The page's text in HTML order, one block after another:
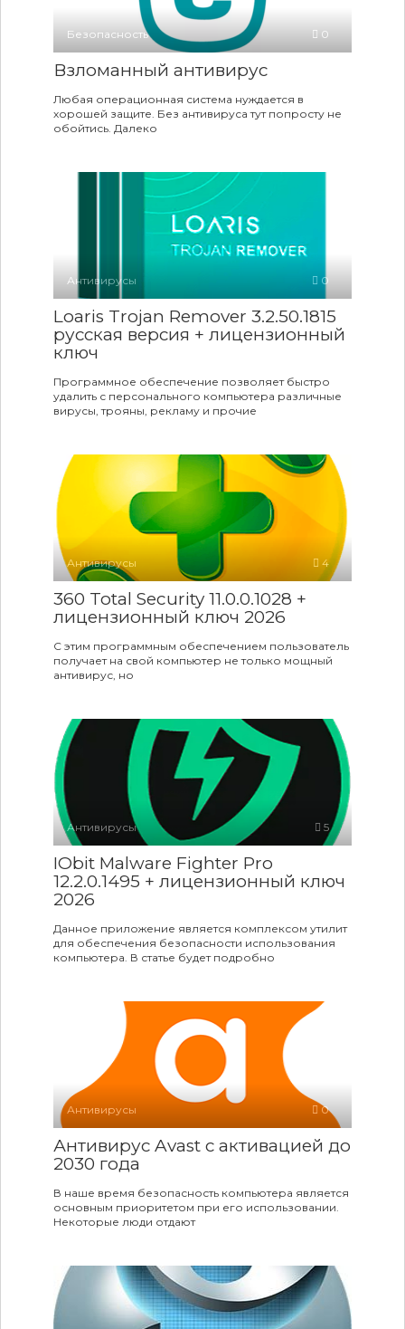
Безопасность 0
Взломанный антивирус
Любая операционная система нуждается в
хорошей защите. Без антивируса тут попросту не
обойтись. Далеко
Антивирусы 0
Loaris Trojan Remover 3.2.50.1815
русская версия + лицензионный
ключ
Программное обеспечение позволяет быстро
удалить с персонального компьютера различные
вирусы, трояны, рекламу и прочие
Антивирусы 4
360 Total Security 11.0.0.1028 +
лицензионный ключ 2026
С этим программным обеспечением пользователь
получает на свой компьютер не только мощный
антивирус, но
Антивирусы 5
IObit Malware Fighter Pro
12.2.0.1495 + лицензионный ключ
2026
Данное приложение является комплексом утилит
для обеспечения безопасности использования
компьютера. В статье будет подробно
Антивирусы 0
Антивирус Avast с активацией до
2030 года
В наше время безопасность компьютера является
основным приоритетом при его использовании.
Некоторые люди отдают